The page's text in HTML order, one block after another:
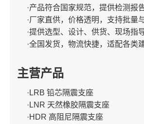
·产品符合国家规范，提供检测报
·厂家直供，价格透明，支持批量
·提供选型、设计、供货、现场指
·全国发货，物流快捷，适配各类
主营产品
·LRB 铅芯隔震支座
·LNR 天然橡胶隔震支座
·HDR 高阻尼隔震支座